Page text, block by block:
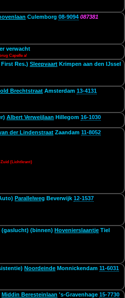
Culemborg 08-9094 087381
verwacht
Capelle a/
Res.) Sleepvaart Krimpen aan den IJssel
Brechtstraat Amsterdam 13-4131
Albert Verweijlaan Hillegom 16-1030
der Lindenstraat Zaandam 11-8052
Zuid (Lichtkrant)
Parallelweg Beverwijk 12-1537
(binnen) Hovenierslaantje Tiel
Noordeinde Monnickendam 11-6031
Middin Beresteinlaan 's-Gravenhage 15-7730